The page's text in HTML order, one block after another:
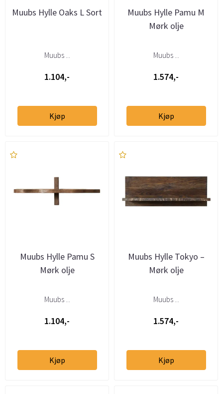
Muubs Hylle Oaks L Sort
Muubs ...
1.104,-
Kjøp
Muubs Hylle Pamu M
Mørk olje
Muubs ...
1.574,-
Kjøp
Muubs Hylle Pamu S
Mørk olje
Muubs ...
1.104,-
Kjøp
Muubs Hylle Tokyo –
Mørk olje
Muubs ...
1.574,-
Kjøp